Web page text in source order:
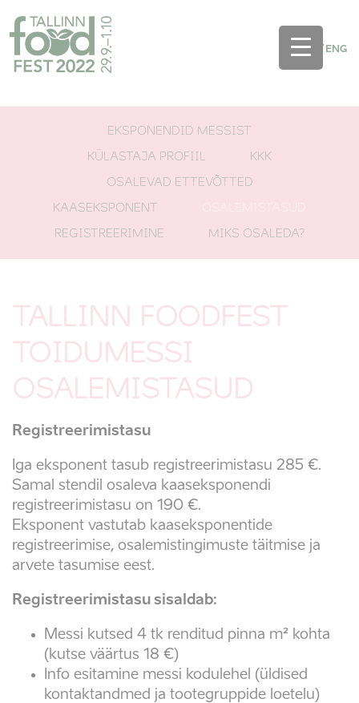
EST / ENG
EKSPONENDID MESSIST
KÜLASTAJA PROFIIL
KKK
OSALEVAD ETTEVÕTTED
KAASEKSPONENT
REGISTREERIMINE
MIKS OSALEDA?
TALLINN FOODFEST
TOIDUMESSI
OSALEMISTASUD
Registreerimistasu
Iga eksponent tasub registreerimistasu 285 €.
Samal stendil osaleva kaaseksponendi
registreerimistasu on 190 €.
Eksponent vastutab kaaseksponentide
registreerimise, osalemistingimuste täitmise ja
arvete tasumise eest.
Registreerimistasu sisaldab:
Messi kutsed 4 tk renditud pinna m² kohta
(kutse väärtus 18 €)
Info esitamine messi kodulehel (üldised
kontaktandmed ja tootegruppide loetelu)